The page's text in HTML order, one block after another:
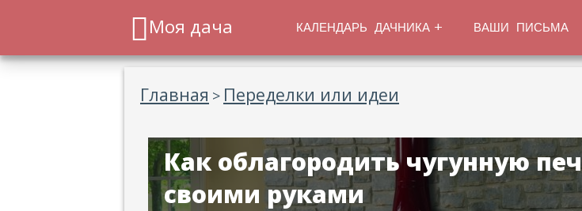
Моя дача КАЛЕНДАРЬ ДАЧНИКА ВАШИ ПИСЬМА
Главная > Переделки или идеи
Как облагородить чугунную
своими руками